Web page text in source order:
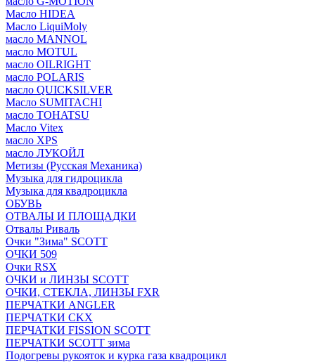
Масло HIDEA
Масло LiquiMoly
масло MANNOL
масло MOTUL
масло OILRIGHT
масло POLARIS
масло QUICKSILVER
Масло SUMITACHI
масло TOHATSU
Масло Vitex
масло XPS
масло ЛУКОЙЛ
Метизы (Русская Механика)
Музыка для гидроцикла
Музыка для квадроцикла
ОБУВЬ
ОТВАЛЫ И ПЛОЩАДКИ
Отвалы Риваль
Очки "Зима" SCOTT
ОЧКИ 509
Очки RSX
ОЧКИ и ЛИНЗЫ SCOTT
ОЧКИ, СТЕКЛА, ЛИНЗЫ FXR
ПЕРЧАТКИ ANGLER
ПЕРЧАТКИ CKX
ПЕРЧАТКИ FISSION SCOTT
ПЕРЧАТКИ SCOTT зима
Подогревы рукояток и курка газа квадроцикл